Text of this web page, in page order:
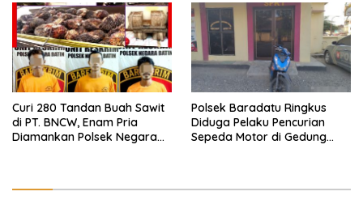
Curi 280 Tandan Buah Sawit
di PT. BNCW, Enam Pria
Diamankan Polsek Negara
Polsek Baradatu Ringkus
Diduga Pelaku Pencurian
Sepeda Motor di Gedung